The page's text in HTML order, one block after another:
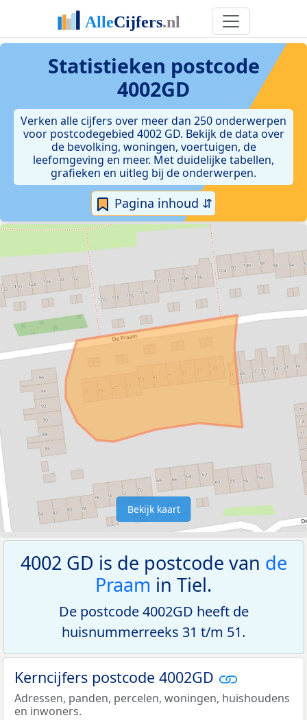
Statistieken postcode
4002GD
Verken alle cijfers over meer dan 250 onderwerpen
voor postcodegebied 4002 GD. Bekijk de data over
de bevolking, woningen, voertuigen, de
leefomgeving en meer. Met duidelijke tabellen,
grafieken en uitleg bij de onderwerpen.
Pagina inhoud ⇵
Bekijk kaart
4002 GD is de postcode van de
Praam in Tiel.
De postcode 4002GD heeft de
huisnummerreeks 31 t/m 51.
Kerncijfers postcode 4002GD
Adressen, panden, percelen, woningen, huishoudens
en inwoners.